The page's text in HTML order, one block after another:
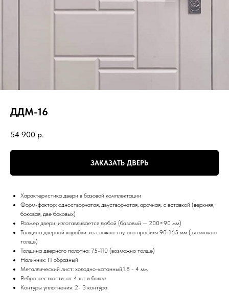
ДДМ-16
54 900 р.
ЗАКАЗАТЬ ДВЕРЬ
Характеристика двери в базовой комплектации
Форм-фактор: одностворчатая, двустворчатая, арочная, с вставкой (верхняя,
боковая, две боковых)
Размер двери: изготавливается любой (базовый — 200×90 мм)
Толщина дверной коробки: из сложно-гнутого профиля 90-165 мм ( возможно
толще)
Толщина дверного полотна: 75-110 (возможно толще)
Наличник: П образный
Металлический лист: холодно-катанный,1.8 - 4 мм
Ребра жесткости: от 4 шт и более
Контуры уплотнения: 2- 3 контура